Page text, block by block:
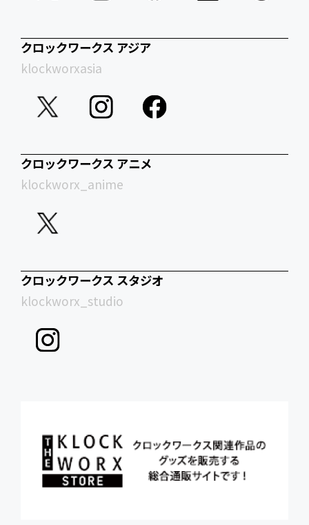
クロックワークス アジア
klockworxasia
クロックワークス アニメ
klockworx_anime
クロックワークス スタジオ
klockworx_studio